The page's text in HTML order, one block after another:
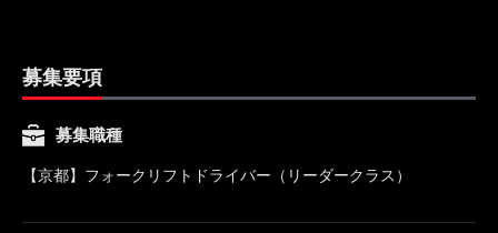
募集要項
募集職種
【京都】フォークリフトドライバー（リーダークラス）